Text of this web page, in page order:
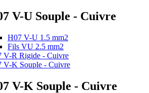
V-U Souple - Cuivre
H07 V-U 1.5 mm2
Fils VU 2.5 mm2
V-R Rigide - Cuivre
V-K Souple - Cuivre
V-K Souple - Cuivre